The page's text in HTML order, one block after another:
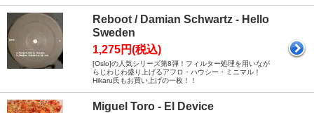
Reboot / Damian Schwartz - Hello
Sweden
1,275円(税込)
[Oslo]の人気シリーズ第8弾！フィルター処理を用いなが
らじわじわ盛り上げるアフロ・ハウシー・ミニマル！
Hikaru氏もお買い上げの一枚！！
Miguel Toro - El Device